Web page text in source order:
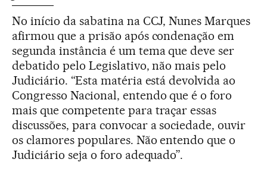
No início da sabatina na CCJ, Nunes Marques
afirmou que a prisão após condenação em
segunda instância é um tema que deve ser
debatido pelo Legislativo, não mais pelo
Judiciário. “Esta matéria está devolvida ao
Congresso Nacional, entendo que é o foro
mais que competente para traçar essas
discussões, para convocar a sociedade, ouvir
os clamores populares. Não entendo que o
Judiciário seja o foro adequado”.